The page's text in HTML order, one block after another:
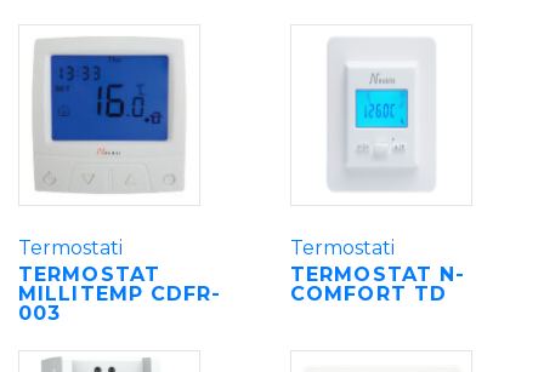
Termostati
TERMOSTAT
MILLITEMP CDFR-
003
Termostati
TERMOSTAT N-
COMFORT TD